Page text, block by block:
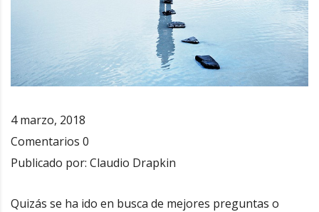
4 marzo, 2018
Comentarios 0
Publicado por: Claudio Drapkin
Quizás se ha ido en busca de mejores preguntas o